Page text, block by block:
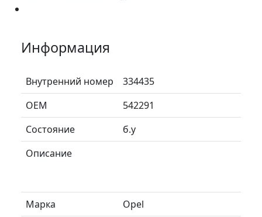
Информация
Внутренний номер
334435
ОЕМ
542291
Состояние
б.у
Описание
Марка
Opel